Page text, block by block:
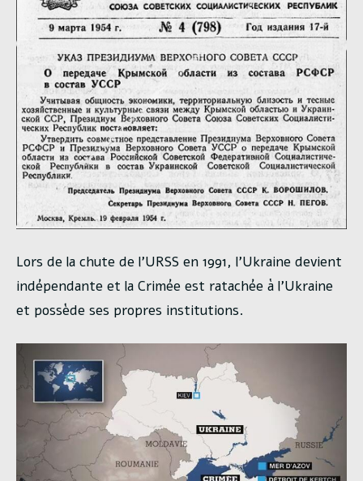
Lors de la chute de l’URSS en 1991, l’Ukraine devient
indépendante et la Crimée est ratachée à l’Ukraine
et possède ses propres institutions.